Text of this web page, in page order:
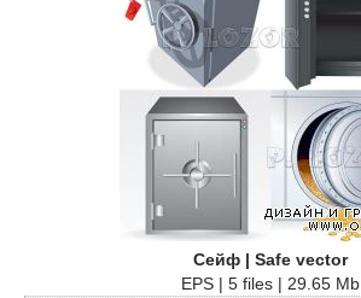
Сейф | Safe vector
EPS | 5 files | 29.65 Mb